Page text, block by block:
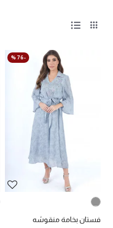
-76 %
فستان بخامة منقوشه